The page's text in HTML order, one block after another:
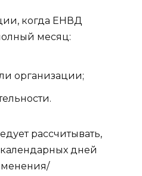
когда ЕНВД
месяц:
организации;
рассчитывать,
дней